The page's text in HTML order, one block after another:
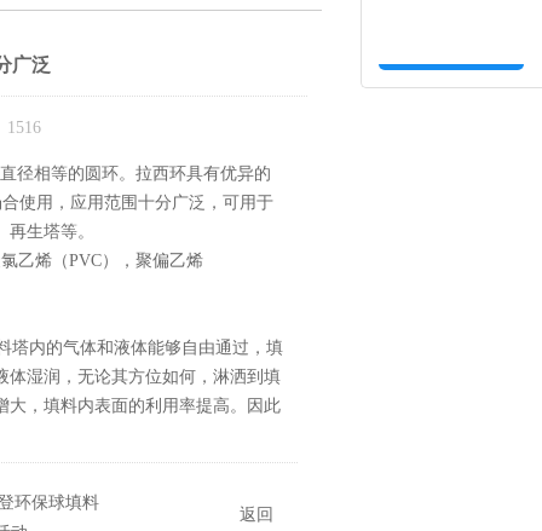
广泛
径相等的圆环。拉西环具有优异的
使用，应用范围十分广泛，可用于
生塔等。
乙烯（PVC），聚偏乙烯
塔内的气体和液体能够自由通过，填
体湿润，无论其方位如何，淋洒到填
大，填料内表面的利用率提高。因此
环保球填料
返回